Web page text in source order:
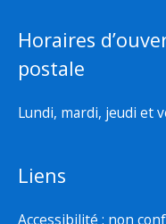
Horaires
postale
Lundi, mardi, jeudi et
Liens
Accessibilité : non